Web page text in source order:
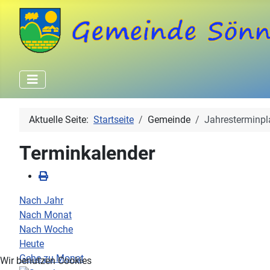
Aktuelle Seite: Startseite Gemeinde
Terminkalender
Nach Jahr
Nach Monat
Nach Woche
Heute
Gehe zu Monat
Wir benutzen Cookies